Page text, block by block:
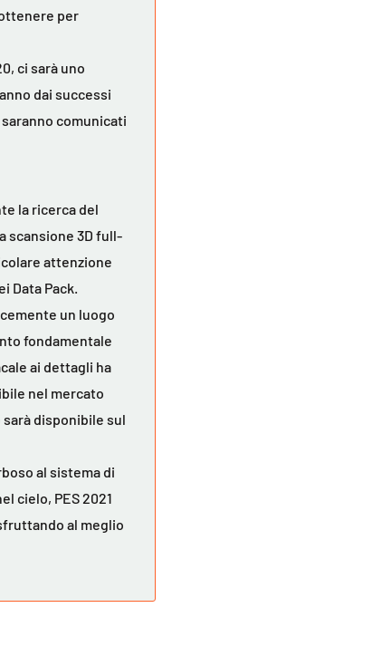
per
ci sarà uno
dai successi
comunicati
la ricerca del
scansione 3D full-
attenzione
Data Pack.
un luogo
fondamentale
ai dettagli ha
nel mercato
disponibile sul
al sistema di
cielo, PES 2021
al meglio